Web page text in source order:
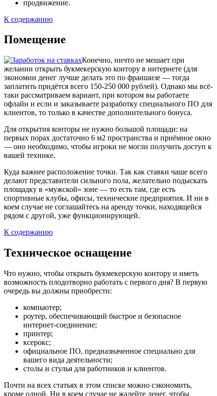
продвижение.
К содержанию
Помещение
Конечно, ничто не мешает при
желании открыть букмекерскую контору в интернете (для
экономии денег лучше делать это по франшизе — тогда
заплатить придётся всего 150-250 000 рублей). Однако мы всё-
таки рассматриваем вариант, при котором вы работаете
офлайн и если и заказываете разработку специального ПО для
клиентов, то только в качестве дополнительного бонуса.
Для открытия конторы не нужно большой площади: на
первых порах достаточно 6 м2 пространства и приёмное окно
— оно необходимо, чтобы игроки не могли получить доступ к
вашей технике.
Куда важнее расположение точки. Так как ставки чаше всего
делают представители сильного пола, желательно подыскать
площадку в «мужской» зоне — то есть там, где есть
спортивные клубы, офисы, технические предприятия. И ни в
коем случае не соглашайтесь на аренду точки, находящейся
рядом с другой, уже функционирующей.
К содержанию
Техническое оснащение
Что нужно, чтобы открыть букмекерскую контору и иметь
возможность плодотворно работать с первого дня? В первую
очередь вы должны приобрести:
компьютер;
роутер, обеспечивающий быстрое и безопасное
интернет-соединение;
принтер;
ксерокс;
официальное ПО, предназначенное специально для
вашего вида деятельности;
столы и стулья для работников и клиентов.
Почти на всех статьях в этом списке можно сэкономить,
кроме одной. Ни в коем случае не жалейте денег, чтобы